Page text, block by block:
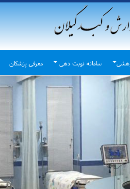
سامانه نوبت دهی معرفی پزشکان